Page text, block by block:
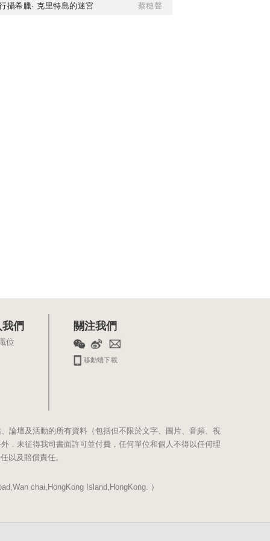
攝希臘· 克里特島的迷宮 蔡穗聲
們
位
關注我們
移動端下載
論壇及活動的所有資料（包括但不限於文字、圖片、音頻、視
，未征得我司書面許可並付費，任何單位和個人不得以任何理
以及賠償責任。
chai,HongKong Island,HongKong. ）